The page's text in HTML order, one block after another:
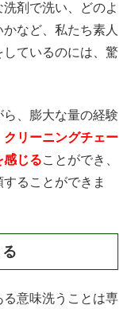
剤で洗い、どのよ
など、私たち素人
ているのには、驚
、膨大な量の経験
クリーニングチェー
感じることができ、
ることができま
意味洗うことは専